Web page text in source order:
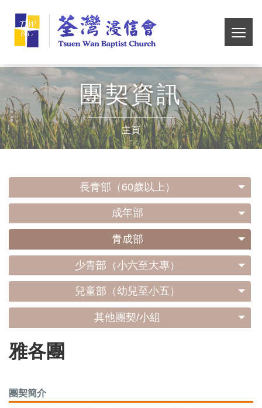
content
切
選
浸
信
會
團契資訊
主頁
長青部（60歲以上）
成年部
青成部
少青部（小六至大專）
兒童部（幼兒至小五）
其他團契/小組
雅各團
團契簡介